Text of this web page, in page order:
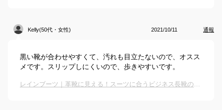
Kelly(50代・女性) 2021/10/11 通報
黒い靴が合わせやすくて、汚れも目立たないので、オスス
メです。スリップしにくいので、歩きやすいです。
レインブーツ｜革靴に見える！スーツに合うビジネス長靴のおすすめは？